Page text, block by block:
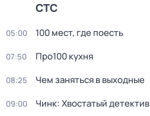
СТС
05:00 100 мест, где поесть
07:50 Про100 кухня
08:25 Чем заняться в выходные
09:00 Чинк: Хвостатый детектив